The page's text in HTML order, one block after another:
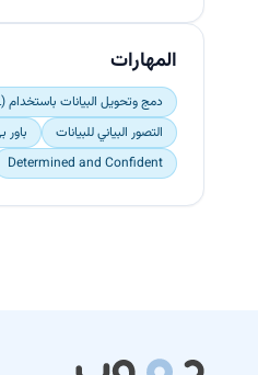
cleansing and
when needed.<br>
visualizations.</p>
المهارات
دمج وتحويل البيانات باستخدام ETL (ETL)
التصور البياني للبيانات
باور
Determined and Confident